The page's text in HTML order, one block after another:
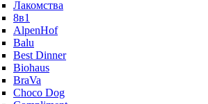
Лакомства
8в1
AlpenHof
Balu
Best Dinner
Biohaus
BraVa
Choco Dog